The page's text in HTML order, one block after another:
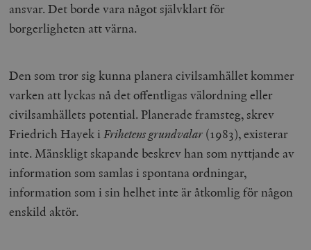
ansvar. Det borde vara något självklart för
borgerligheten att värna.
Den som tror sig kunna planera civilsamhället kommer
varken att lyckas nå det offentligas välordning eller
civilsamhällets potential. Planerade framsteg, skrev
Friedrich Hayek iFrihetens grundvalar (1983), existerar
inte. Mänskligt skapande beskrev han som nyttjande av
information som samlas i spontana ordningar,
information som i sin helhet inte är åtkomlig för någon
enskild aktör.